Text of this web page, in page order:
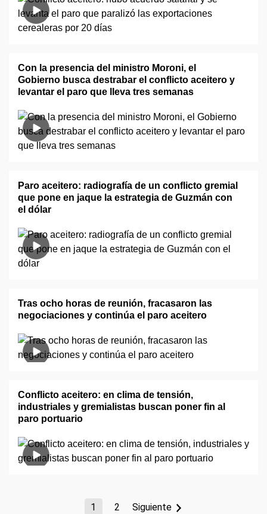
Con la presencia del ministro Moroni, el
Gobierno busca destrabar el conflicto aceitero y
levantar el paro que lleva tres semanas
Paro aceitero: radiografía de un conflicto gremial
que pone en jaque la estrategia de Guzmán con
el dólar
Tras ocho horas de reunión, fracasaron las
negociaciones y continúa el paro aceitero
Conflicto aceitero: en clima de tensión,
industriales y gremialistas buscan poner fin al
paro portuario
1 2 Siguiente